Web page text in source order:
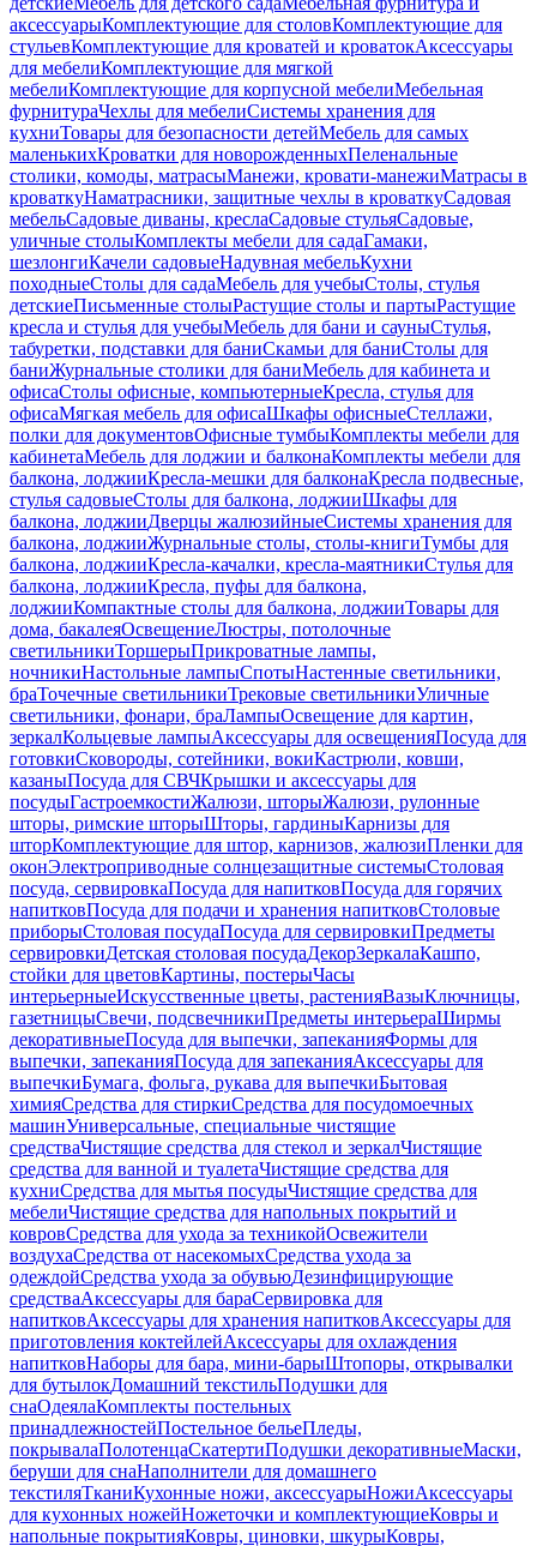
аксессуарыКомплектующие для столовКомплектующие для
стульевКомплектующие для кроватей и кроватокАксессуары
для мебелиКомплектующие для мягкой
мебелиКомплектующие для корпусной мебелиМебельная
фурнитураЧехлы для мебелиСистемы хранения для
кухниТовары для безопасности детейМебель для самых
маленькихКроватки для новорожденныхПеленальные
столики, комоды, матрасыМанежи, кровати-манежиМатрасы в
кроваткуНаматрасники, защитные чехлы в кроваткуСадовая
мебельСадовые диваны, креслаСадовые стульяСадовые,
уличные столыКомплекты мебели для садаГамаки,
шезлонгиКачели садовыеНадувная мебельКухни
походныеСтолы для садаМебель для учебыСтолы, стулья
детскиеПисьменные столыРастущие столы и партыРастущие
кресла и стулья для учебыМебель для бани и сауныСтулья,
табуретки, подставки для баниСкамьи для баниСтолы для
баниЖурнальные столики для баниМебель для кабинета и
офисаСтолы офисные, компьютерныеКресла, стулья для
офисаМягкая мебель для офисаШкафы офисныеСтеллажи,
полки для документовОфисные тумбыКомплекты мебели для
кабинетаМебель для лоджии и балконаКомплекты мебели для
балкона, лоджииКресла-мешки для балконаКресла подвесные,
стулья садовыеСтолы для балкона, лоджииШкафы для
балкона, лоджииДверцы жалюзийныеСистемы хранения для
балкона, лоджииЖурнальные столы, столы-книгиТумбы для
балкона, лоджииКресла-качалки, кресла-маятникиСтулья для
балкона, лоджииКресла, пуфы для балкона,
лоджииКомпактные столы для балкона, лоджииТовары для
дома, бакалеяОсвещениеЛюстры, потолочные
светильникиТоршерыПрикроватные лампы,
ночникиНастольные лампыСпотыНастенные светильники,
браТочечные светильникиТрековые светильникиУличные
светильники, фонари, браЛампыОсвещение для картин,
зеркалКольцевые лампыАксессуары для освещенияПосуда для
готовкиСковороды, сотейники, вокиКастрюли, ковши,
казаныПосуда для СВЧКрышки и аксессуары для
посудыГастроемкостиЖалюзи, шторыЖалюзи, рулонные
шторы, римские шторыШторы, гардиныКарнизы для
шторКомплектующие для штор, карнизов, жалюзиПленки для
оконЭлектроприводные солнцезащитные системыСтоловая
посуда, сервировкаПосуда для напитковПосуда для горячих
напитковПосуда для подачи и хранения напитковСтоловые
приборыСтоловая посудаПосуда для сервировкиПредметы
сервировкиДетская столовая посудаДекорЗеркалаКашпо,
стойки для цветовКартины, постерыЧасы
интерьерныеИскусственные цветы, растенияВазыКлючницы,
газетницыСвечи, подсвечникиПредметы интерьераШирмы
декоративныеПосуда для выпечки, запеканияФормы для
выпечки, запеканияПосуда для запеканияАксессуары для
выпечкиБумага, фольга, рукава для выпечкиБытовая
химияСредства для стиркиСредства для посудомоечных
машинУниверсальные, специальные чистящие
средстваЧистящие средства для стекол и зеркалЧистящие
средства для ванной и туалетаЧистящие средства для
кухниСредства для мытья посудыЧистящие средства для
мебелиЧистящие средства для напольных покрытий и
ковровСредства для ухода за техникойОсвежители
воздухаСредства от насекомыхСредства ухода за
одеждойСредства ухода за обувьюДезинфицирующие
средстваАксессуары для бараСервировка для
напитковАксессуары для хранения напитковАксессуары для
приготовления коктейлейАксессуары для охлаждения
напитковНаборы для бара, мини-барыШтопоры, открывалки
для бутылокДомашний текстильПодушки для
снаОдеялаКомплекты постельных
принадлежностейПостельное бельеПледы,
покрывалаПолотенцаСкатертиПодушки декоративныеМаски,
беруши для снаНаполнители для домашнего
текстиляТканиКухонные ножи, аксессуарыНожиАксессуары
для кухонных ножейНожеточки и комплектующиеКовры и
напольные покрытияКовры, циновки, шкурыКовры,